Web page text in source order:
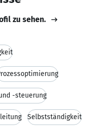
zu sehen.
-steuerung
Selbstständigkeit